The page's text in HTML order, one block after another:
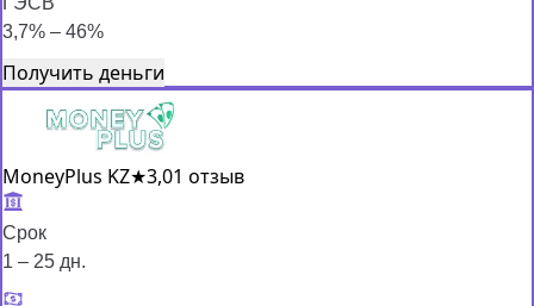
3,7% – 46%
Получить деньги
MoneyPlus KZ★3,01 отзыв
Срок
1 – 25 дн.